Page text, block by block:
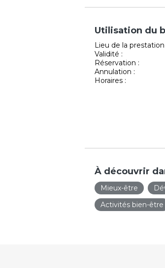
Utilisation du
Lieu de la prestation
Validité :
Réservation :
Annulation :
Horaires :
À découvrir
Mieux-être
Activités bien-être